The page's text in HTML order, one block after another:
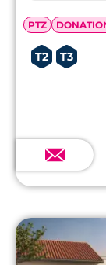
PTZ
T2 T3